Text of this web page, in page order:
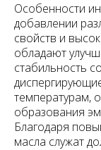
Особенности
добавлении
свойств и
обладают
стабильность
температурам,
образования
Благодаря
масла служат